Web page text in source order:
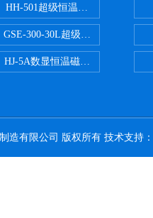
HH-501超级恒温水浴
GSE-300-30L超级循环恒温油浴锅
HJ-5A数显恒温磁力搅拌器
造有限公司 版权所有 技术支持：